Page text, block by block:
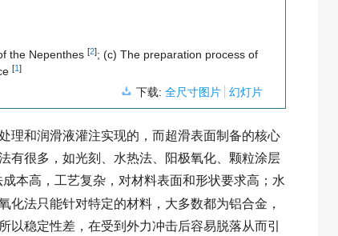
the Nepenthes [2]; (c) The preparation process of
[1]
下载: 全尺寸图片 幻灯片
理和润滑液灌注实现的，而超滑表面制备的核心
有很多，如光刻、水热法、阳极氧化、颗粒涂层
本高，工艺复杂，对材料表面和形状要求高；水
法只能针对特定的材料，大多数都为铝合金，
稳定性差，在受到外力冲击后容易脱落从而引